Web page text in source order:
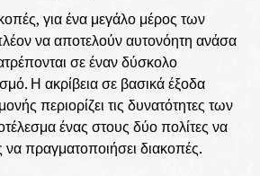
για ένα μεγάλο μέρος των
να αποτελούν αυτονόητη ανάσα
σε έναν δύσκολο
Η ακρίβεια σε βασικά έξοδα
περιορίζει τις δυνατότητες των
ένας στους δύο πολίτες να
να πραγματοποιήσει διακοπές.